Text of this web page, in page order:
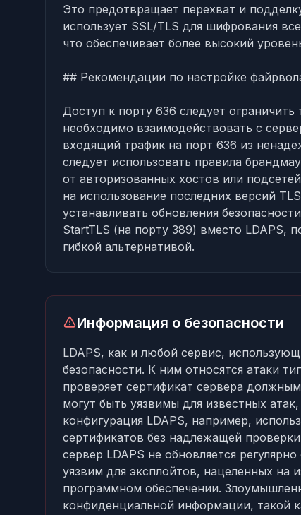
Это предотвращает перехват и
использует SSL/TLS для шифрования
что обеспечивает более высокий
## Рекомендации по настройке
Доступ к порту 636 следует
необходимо взаимодействовать с
входящий трафик на порт 636 из
следует использовать правила
от авторизованных хостов или
на использование последних версий
устанавливать обновления
StartTLS (на порту 389) вместо LDAPS,
гибкой альтернативой.
Информация о безопасности
LDAPS, как и любой сервис,
безопасности. К ним относятся атаки
проверяет сертификат сервера
могут быть уязвимы для известных
конфигурация LDAPS, например,
сертификатов без надлежащей
сервер LDAPS не обновляется
уязвим для эксплойтов, нацеленных на
программном обеспечении.
конфиденциальной информации, такой